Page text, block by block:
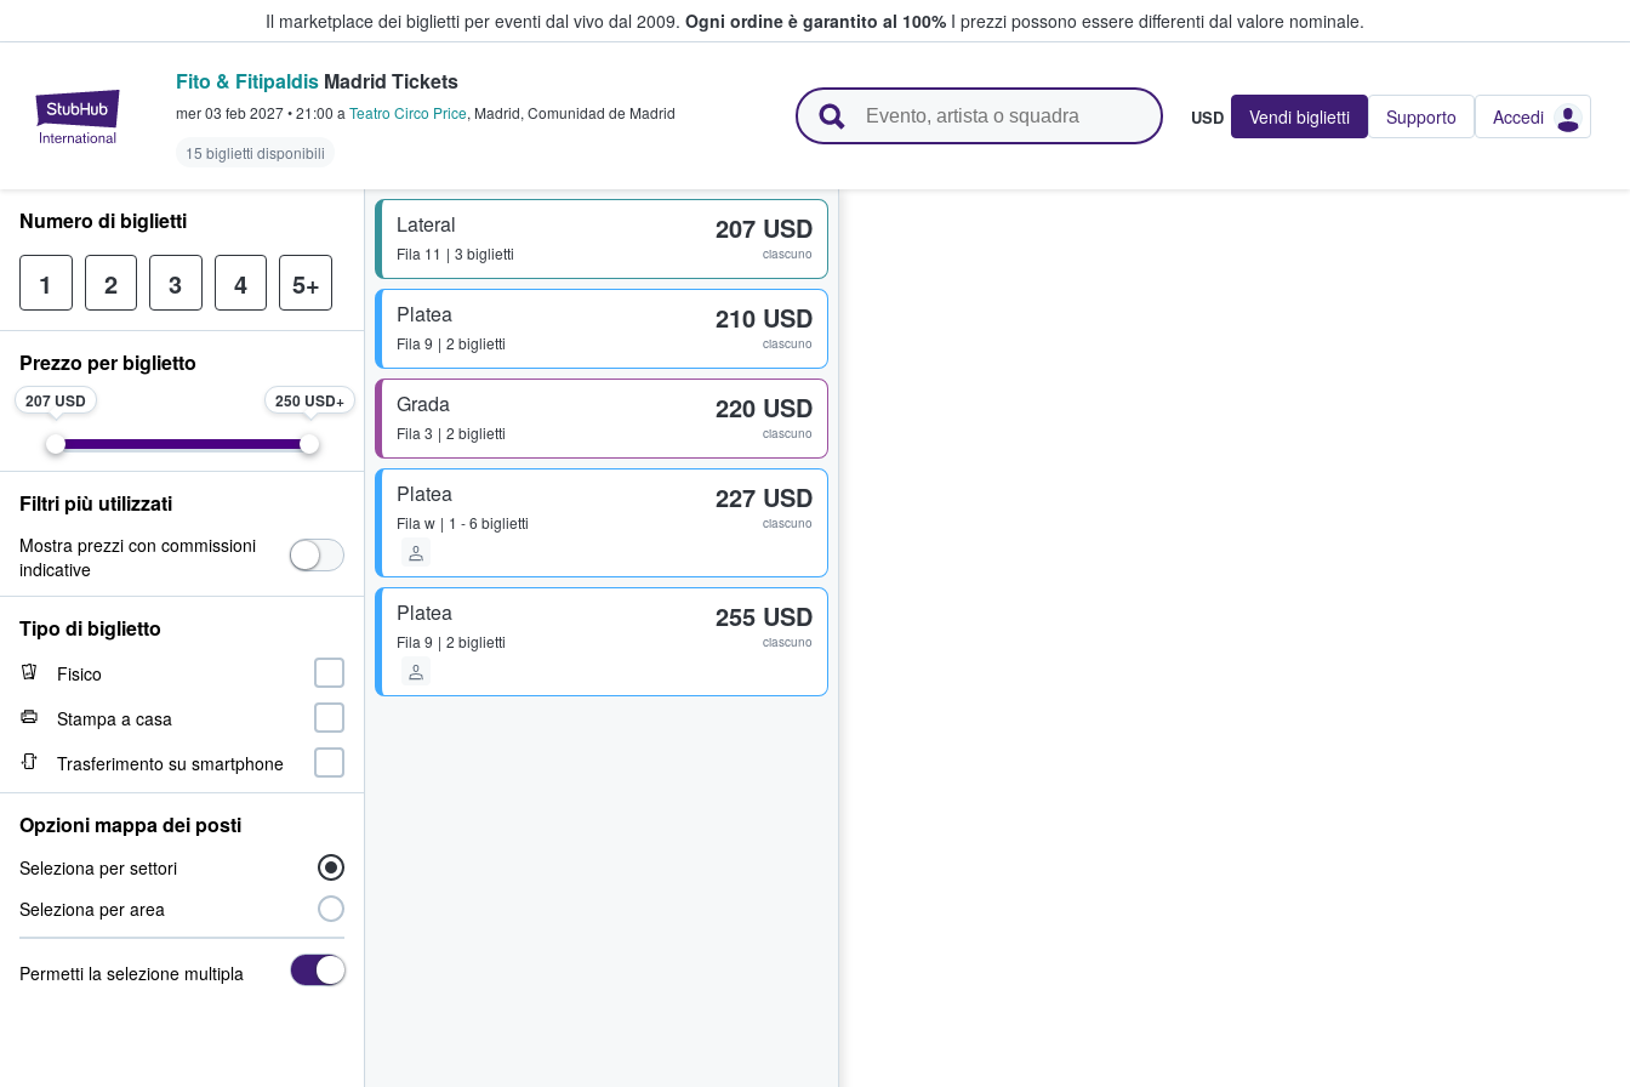
Il marketplace dei biglietti per eventi dal vivo dal 2009. Ogni ordine è garantito al 100% I prezzi possono essere differenti dal valore nominale.
StubHub - Dove i fan comprano e vendono biglietti
Fito & Fitipaldis Madrid Tickets
mer 03 feb 2027•21:00 a Teatro Circo Price, Madrid, Comunidad de Madrid
15 biglietti disponibili
USD Vendi biglietti Supporto Accedi
Lateral
Fila 11 3 biglietti
207 USD
ciascuno
Platea
Fila 9 2 biglietti
210 USD
ciascuno
Grada
Fila 3 2 biglietti
220 USD
ciascuno
Platea
Fila w 1 - 6 biglietti
227 USD
ciascuno
Platea
Fila 9 2 biglietti
255 USD
ciascuno
Numero di biglietti
1 2 3 4 5+
Prezzo per biglietto
207 USD 250 USD
Filtri più utilizzati
Mostra prezzi con commissioni
indicative
Tipo di biglietto
Fisico
Stampa a casa
Trasferimento su smartphone
Opzioni mappa dei posti
Seleziona per settori
Seleziona per area
Permetti la selezione multipla